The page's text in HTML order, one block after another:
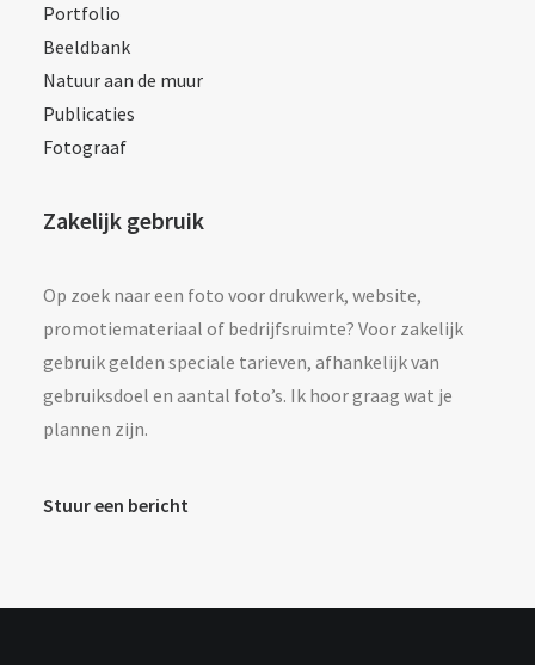
Portfolio
Beeldbank
Natuur aan de muur
Publicaties
Fotograaf
Zakelijk gebruik
Op zoek naar een foto voor drukwerk, website,
promotiemateriaal of bedrijfsruimte? Voor zakelijk
gebruik gelden speciale tarieven, afhankelijk van
gebruiksdoel en aantal foto’s. Ik hoor graag wat je
plannen zijn.
Stuur een bericht